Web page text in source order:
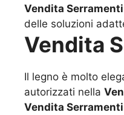
Vendita
delle soluzioni
Vendita
Il legno è molto
autorizzati nella
Vendita